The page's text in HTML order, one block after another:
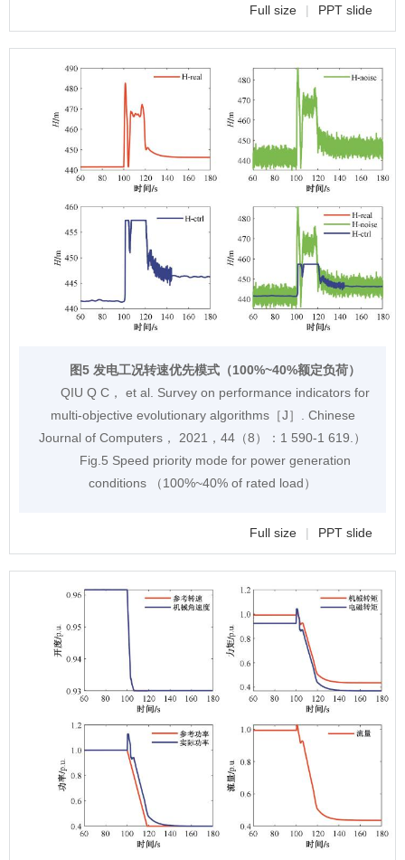
Full size | PPT slide
图5 发电工况转速优先模式（100%~40%额定负荷）
QIU Q C， et al. Survey on performance indicators for
multi-objective evolutionary algorithms［J］. Chinese
Journal of Computers， 2021，44（8）：1 590-1 619.）
Fig.5 Speed priority mode for power generation
conditions （100%~40% of rated load）
Full size | PPT slide